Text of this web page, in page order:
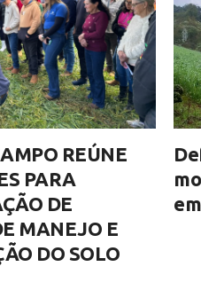
REÚNE
PARA
DE
MANEJO E
DO SOLO